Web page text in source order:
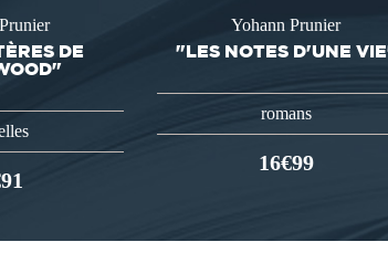
DE
Yohann Prunier
"LES NOTES D'UNE
romans
16€99